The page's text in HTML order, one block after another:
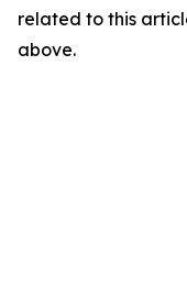
related to this
above.